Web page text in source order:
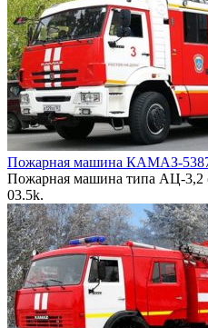
Пожарная машина КАМАЗ-
Пожарная машина типа АЦ-
03.5k.